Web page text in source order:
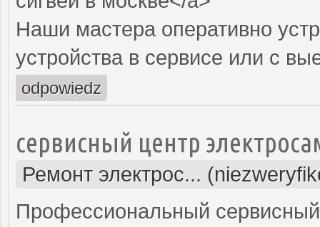
Наши мастера оперативно
устройства в сервисе или с
odpowiedz
сервисный центр
Ремонт электрос...
Профессиональный